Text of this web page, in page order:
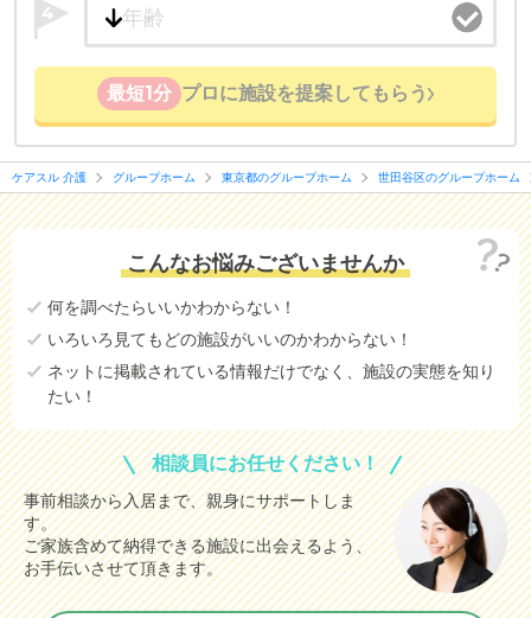
4
最短1分 プロに施設を提案してもらう
ケアスル 介護 グループホーム 東京都のグループホーム 世田谷区のグループホーム
こんなお悩みございませんか
何を調べたらいいかわからない！
いろいろ見てもどの施設がいいのかわからない！
ネットに掲載されている情報だけでなく、施設の実態を知り
たい！
相談員にお任せください！
事前相談から入居まで、親身にサポートしま
す。
ご家族含めて納得できる施設に出会えるよう、
お手伝いさせて頂きます。